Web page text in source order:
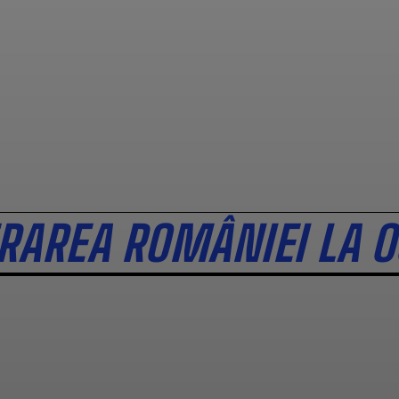
ROMÂNIEI LA